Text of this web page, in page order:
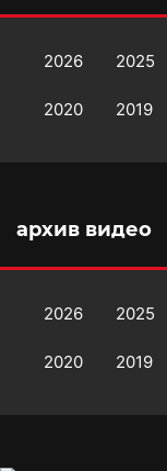
2026 2025
2020 2019
архив видео
2026 2025
2020 2019